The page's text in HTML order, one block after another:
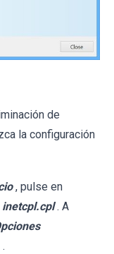
de
la configuración
, pulse en
inetcpl.cpl . A
.